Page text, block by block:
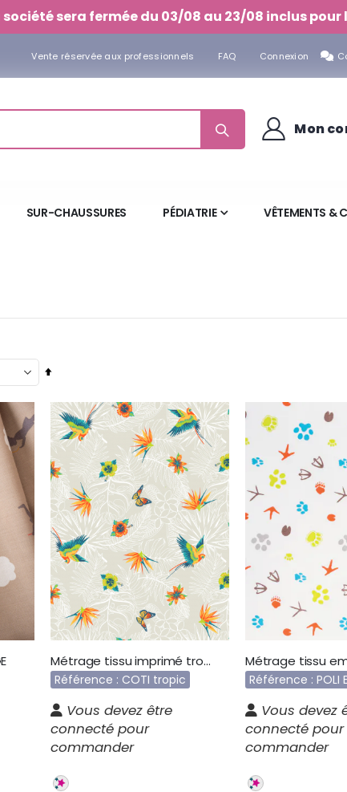
sera fermée du 03/08 au 23/08 inclus
Vente réservée aux professionnels FAQ Connexion
Mon
SUR-CHAUSSURES PÉDIATRIE VÊTEMENTS &
Par
décroissant
Métrage tissu imprimé tropic COTI
Référence : COTI tropic
Vous devez être
connecté pour
commander
Référence : POLI
Vous devez
connecté pour
commander